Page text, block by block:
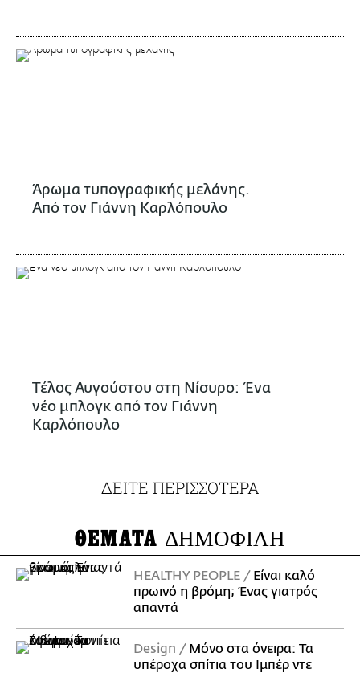
Άρωμα τυπογραφικής μελάνης.
Από τον Γιάννη Καρλόπουλο
Τέλος Αυγούστου στη Νίσυρο: Ένα
νέο μπλογκ από τον Γιάννη
Καρλόπουλο
ΔΕΙΤΕ ΠΕΡΙΣΣΟΤΕΡΑ
ΘΕΜΑΤΑ ΔΗΜΟΦΙΛΗ
HEALTHY PEOPLE
Είναι καλό
πρωινό η βρόμη; Ένας γιατρός
απαντά
Design
Μόνο στα όνειρα: Τα
υπέροχα σπίτια του Ιμπέρ ντε